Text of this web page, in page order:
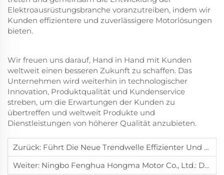
Elektroausrüstungsbranche voranzutreiben, indem wir
Kunden effizientere und zuverlässigere Motorlösungen
bieten.
Wir freuen uns darauf, Hand in Hand mit Kunden
weltweit einen besseren Zukunft zu schaffen. Das
Unternehmen wird weiterhin in technologischer
Innovation, Produktqualität und Kundenservice
streben, um die Erwartungen der Kunden zu
übertreffen und weltweit Produkte und
Dienstleistungen von höherer Qualität anzubieten.
Zurück: Führt Die Neue Trendwelle Effizienter Und Langlebiger Motoren An – Unsere Drehstrom-Asynchronmotoren
Weiter: Ningbo Fenghua Hongma Motor Co., Ltd.: Die Neue Trendsetter In Der Elektrogerätebranche